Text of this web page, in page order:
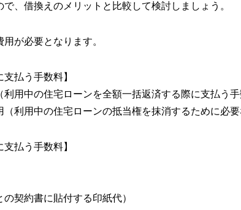
、借換えのメリットと比較して検討しましょう。
が必要となります。
支払う手数料】
利用中の住宅ローンを全額一括返済する際に支払う手
（利用中の住宅ローンの抵当権を抹消するために必要
支払う手数料】
の契約書に貼付する印紙代）